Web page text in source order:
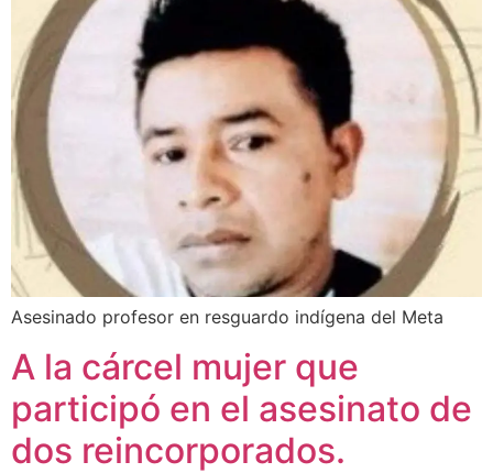
Asesinado profesor en resguardo indígena del Meta
A la cárcel mujer que
participó en el asesinato de
dos reincorporados.